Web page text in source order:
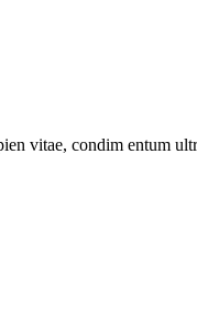
vitae, condim entum